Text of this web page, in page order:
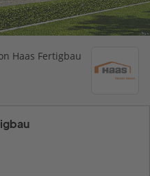
Haas Fertigbau